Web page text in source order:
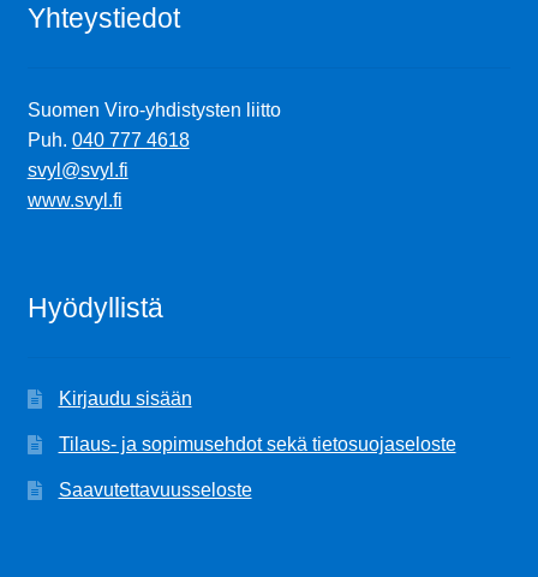
Yhteystiedot
Suomen Viro-yhdistysten liitto
Puh. 040 777 4618
svyl@svyl.fi
www.svyl.fi
Hyödyllistä
Kirjaudu sisään
Tilaus- ja sopimusehdot sekä tietosuojaseloste
Saavutettavuusseloste